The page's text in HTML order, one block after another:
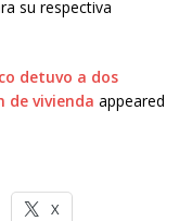
su respectiva
detuvo a dos
de vivienda appeared
X